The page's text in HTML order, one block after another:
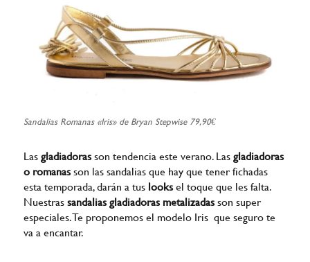
Sandalias Romanas «Iris» de Bryan Stepwise 79,90€
Lasgladiadorasson tendencia este verano. Lasgladiadoras
o romanasson las sandalias que hay que tener fichadas
esta temporada, darán a tus looksel toque que les falta.
Nuestrassandalias gladiadorasmetalizadasson super
especiales. Te proponemos el modelo Iris que seguro te
va a encantar.